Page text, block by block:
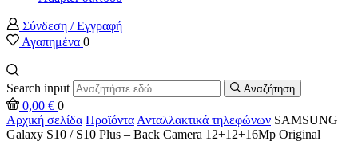
Σύνδεση / Εγγραφή
Αγαπημένα 0
Search input Αναζήτηση
0,00 € 0
Αρχική σελίδα Προϊόντα Ανταλλακτικά τηλεφώνων SAMSUNG
Galaxy S10 / S10 Plus – Back Camera 12+12+16Mp Original